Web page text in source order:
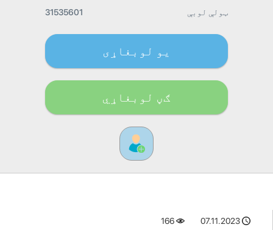
ټولې لوبې 31535601
یو لوبغاړی
ګڼ لوبغاړي
07.11.2023
166